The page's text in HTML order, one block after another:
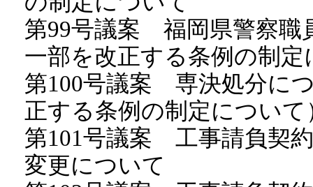
第99号議案 福岡県警察職
一部を改正する条例の制定
第100号議案 専決処分に
正する条例の制定について
第101号議案 工事請負契
変更について